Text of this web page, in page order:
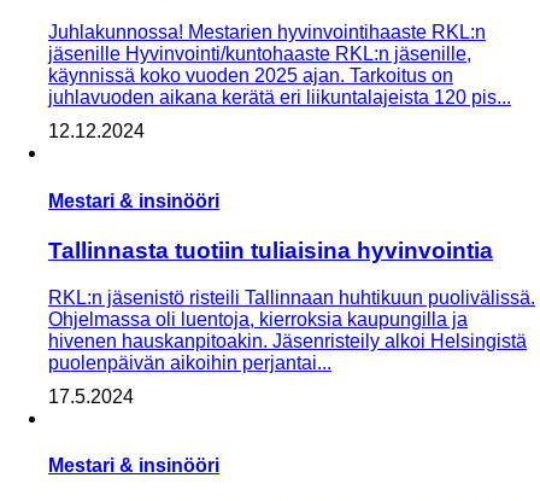
Juhlakunnossa! Mestarien hyvinvointihaaste RKL:n
jäsenille Hyvinvointi/kuntohaaste RKL:n jäsenille,
käynnissä koko vuoden 2025 ajan. Tarkoitus on
juhlavuoden aikana kerätä eri liikuntalajeista 120 pis...
12.12.2024
Mestari & insinööri
Tallinnasta tuotiin tuliaisina hyvinvointia
RKL:n jäsenistö risteili Tallinnaan huhtikuun puolivälissä.
Ohjelmassa oli luentoja, kierroksia kaupungilla ja
hivenen hauskanpitoakin. Jäsenristeily alkoi Helsingistä
puolenpäivän aikoihin perjan­tai...
17.5.2024
Mestari & insinööri